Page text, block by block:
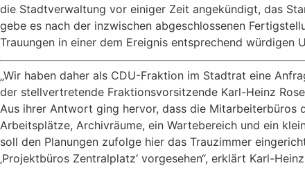
die Stadtverwaltung vor einiger Zeit angekündigt, das
gebe es nach der inzwischen abgeschlossenen
Trauungen in einer dem Ereignis entsprechend würdigen
„Wir haben daher als CDU-Fraktion im Stadtrat eine
der stellvertretende Fraktionsvorsitzende Karl-Heinz
Aus ihrer Antwort ging hervor, dass die Mitarbeiterbüros
Arbeitsplätze, Archivräume, ein Wartebereich und ein
soll den Planungen zufolge hier das Trauzimmer
‚Projektbüros Zentralplatz‘ vorgesehen“, erklärt Karl-